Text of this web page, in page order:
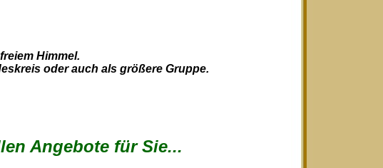
Himmel.
oder auch als größere Gruppe.
Angebote für Sie...